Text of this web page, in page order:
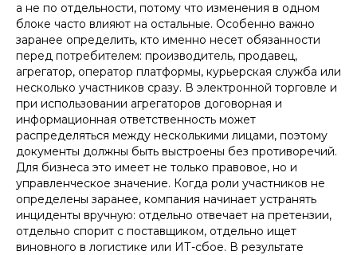
а не по отдельности, потому что изменения в одном
блоке часто влияют на остальные. Особенно важно
заранее определить, кто именно несет обязанности
перед потребителем: производитель, продавец,
агрегатор, оператор платформы, курьерская служба или
несколько участников сразу. В электронной торговле и
при использовании агрегаторов договорная и
информационная ответственность может
распределяться между несколькими лицами, поэтому
документы должны быть выстроены без противоречий.
Для бизнеса это имеет не только правовое, но и
управленческое значение. Когда роли участников не
определены заранее, компания начинает устранять
инциденты вручную: отдельно отвечает на претензии,
отдельно спорит с поставщиком, отдельно ищет
виновного в логистике или ИТ-сбое. В результате